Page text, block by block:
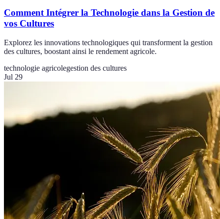
Comment Intégrer la Technologie dans la Gestion de
vos Cultures
Explorez les innovations technologiques qui transforment la gestion
des cultures, boostant ainsi le rendement agricole.
technologie agricolegestion des cultures
Jul 29